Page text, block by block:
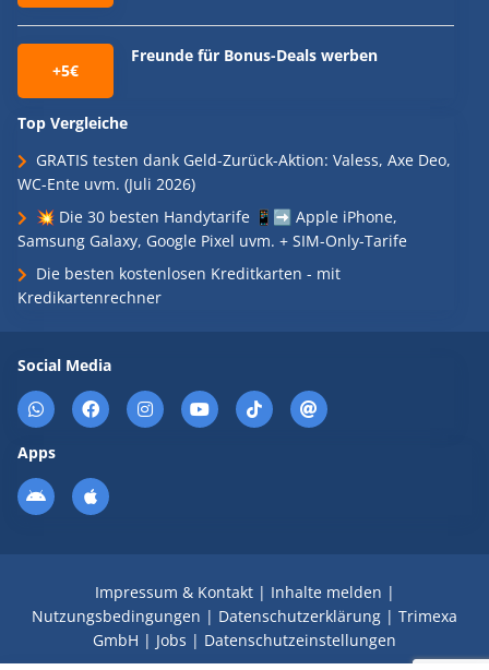
+5€
Freunde für Bonus-Deals werben
Top Vergleiche
GRATIS testen dank Geld-Zurück-Aktion: Valess, Axe Deo,
WC-Ente uvm. (Juli 2026)
💥 Die 30 besten Handytarife 📱➡️ Apple iPhone,
Samsung Galaxy, Google Pixel uvm. + SIM-Only-Tarife
Die besten kostenlosen Kreditkarten - mit
Kredikartenrechner
Social Media
Apps
Impressum & Kontakt| Inhalte melden |
Nutzungsbedingungen | Datenschutzerklärung | Trimexa
GmbH | Jobs | Datenschutzeinstellungen